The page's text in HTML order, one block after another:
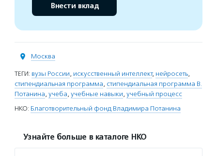
Внести вклад
Москва
ТЕГИ: вузы России, искусственный интеллект, нейросеть,
стипендиальная программа, стипендиальная программа В.
Потанина, учеба, учебные навыки, учебный процесс
НКО: Благотворительный фонд Владимира Потанина
Узнайте больше в каталоге НКО